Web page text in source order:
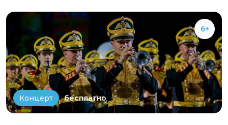
6+
Концерт бесплатно